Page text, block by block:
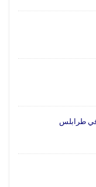
في طرابلس